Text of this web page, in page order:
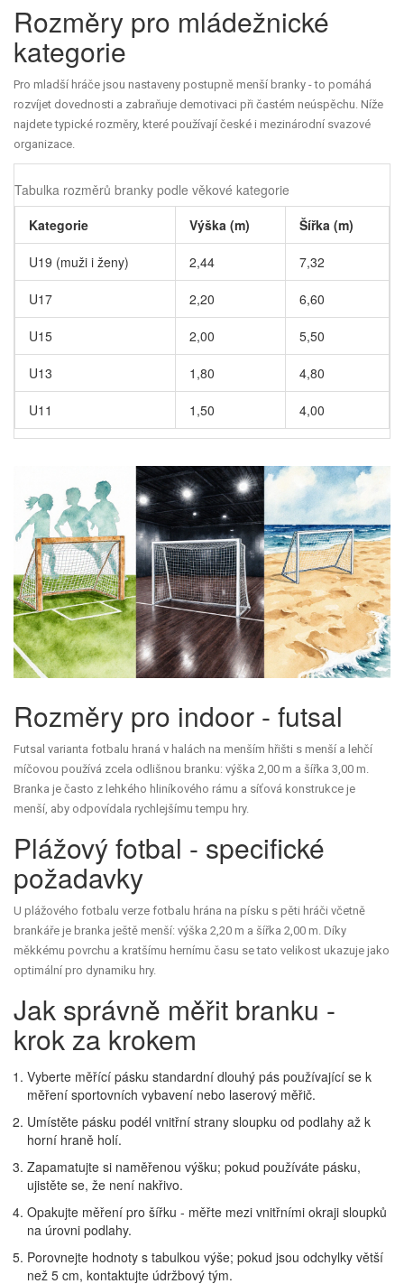
Rozměry pro mládežnické
kategorie
Pro mladší hráče jsou nastaveny postupně menší branky - to pomáhá
rozvíjet dovednosti a zabraňuje demotivaci při častém neúspěchu. Níže
najdete typické rozměry, které používají české i mezinárodní svazové
organizace.
Tabulka rozměrů branky podle věkové kategorie
Kategorie
Výška (m) Šířka (m)
U19 (muži i ženy) 2,44 7,32
U17 2,20 6,60
U15 2,00 5,50
U13 1,80 4,80
U11 1,50 4,00
Rozměry pro indoor - futsal
Futsal varianta fotbalu hraná v halách na menším hřišti s menší a lehčí
míčovou používá zcela odlišnou branku: výška 2,00 m a šířka 3,00 m.
Branka je často z lehkého hliníkového rámu a síťová konstrukce je
menší, aby odpovídala rychlejšímu tempu hry.
Plážový fotbal - specifické
požadavky
U plážového fotbalu verze fotbalu hrána na písku s pěti hráči včetně
brankáře je branka ještě menší: výška 2,20 m a šířka 2,00 m. Díky
měkkému povrchu a kratšímu hernímu času se tato velikost ukazuje jako
optimální pro dynamiku hry.
Jak správně měřit branku -
krok za krokem
Vyberte měřící pásku standardní dlouhý pás používající se k
měření sportovních vybavení nebo laserový měřič.
Umístěte pásku podél vnitřní strany sloupku od podlahy až k
horní hraně holí.
Zapamatujte si naměřenou výšku; pokud používáte pásku,
ujistěte se, že není nakřivo.
Opakujte měření pro šířku - měřte mezi vnitřními okraji sloupků
na úrovni podlahy.
Porovnejte hodnoty s tabulkou výše; pokud jsou odchylky větší
než 5 cm, kontaktujte údržbový tým.